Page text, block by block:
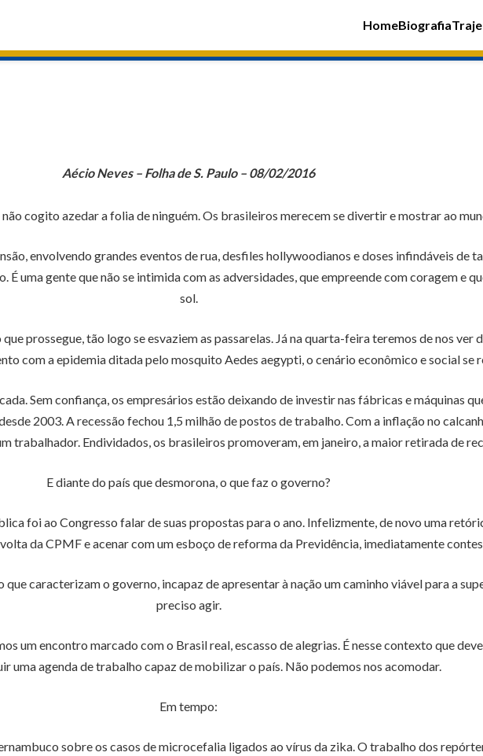
HomeBiografia
Aécio Neves – Folha de S. Paulo – 08/02/2016
cogito azedar a folia de ninguém. Os brasileiros merecem se divertir e mostrar ao
envolvendo grandes eventos de rua, desfiles hollywoodianos e doses infindáveis de
uma gente que não se intimida com as adversidades, que empreende com coragem e
sol.
prossegue, tão logo se esvaziem as passarelas. Já na quarta-feira teremos de nos ver
com a epidemia ditada pelo mosquito Aedes aegypti, o cenário econômico e social se
Sem confiança, os empresários estão deixando de investir nas fábricas e máquinas
2003. A recessão fechou 1,5 milhão de postos de trabalho. Com a inflação no
trabalhador. Endividados, os brasileiros promoveram, em janeiro, a maior retirada de
E diante do país que desmorona, o que faz o governo?
foi ao Congresso falar de suas propostas para o ano. Infelizmente, de novo uma
da CPMF e acenar com um esboço de reforma da Previdência, imediatamente
caracterizam o governo, incapaz de apresentar à nação um caminho viável para a
preciso agir.
um encontro marcado com o Brasil real, escasso de alegrias. É nesse contexto que
uma agenda de trabalho capaz de mobilizar o país. Não podemos nos acomodar.
Em tempo:
sobre os casos de microcefalia ligados ao vírus da zika. O trabalho dos